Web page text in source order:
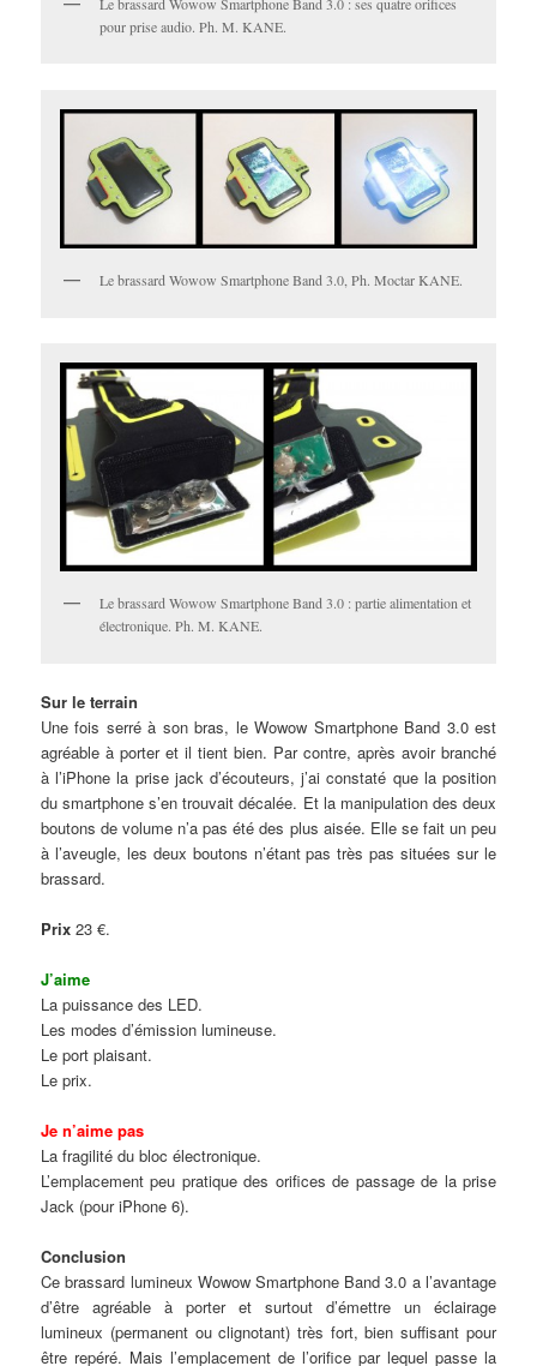
Le brassard Wowow Smartphone Band 3.0 : ses quatre orifices
pour prise audio. Ph. M. KANE.
Le brassard Wowow Smartphone Band 3.0, Ph. Moctar KANE.
Le brassard Wowow Smartphone Band 3.0 : partie alimentation et
électronique. Ph. M. KANE.
Sur le terrain
Une fois serré à son bras, le Wowow Smartphone Band 3.0 est
agréable à porter et il tient bien. Par contre, après avoir branché
à l’iPhone la prise jack d’écouteurs, j’ai constaté que la position
du smartphone s’en trouvait décalée. Et la manipulation des deux
boutons de volume n’a pas été des plus aisée. Elle se fait un peu
à l’aveugle, les deux boutons n’étant pas très pas situées sur le
brassard.
Prix 23 €.
J’aime
La puissance des LED.
Les modes d’émission lumineuse.
Le port plaisant.
Le prix.
Je n’aime pas
La fragilité du bloc électronique.
L’emplacement peu pratique des orifices de passage de la prise
Jack (pour iPhone 6).
Conclusion
Ce brassard lumineux Wowow Smartphone Band 3.0 a l’avantage
d’être agréable à porter et surtout d’émettre un éclairage
lumineux (permanent ou clignotant) très fort, bien suffisant pour
être repéré. Mais l’emplacement de l’orifice par lequel passe la